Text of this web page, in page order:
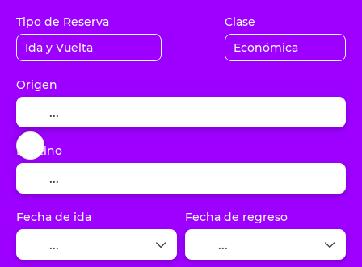
Tipo de Reserva Clase
Origen
Destino
Fecha de ida Fecha de regreso